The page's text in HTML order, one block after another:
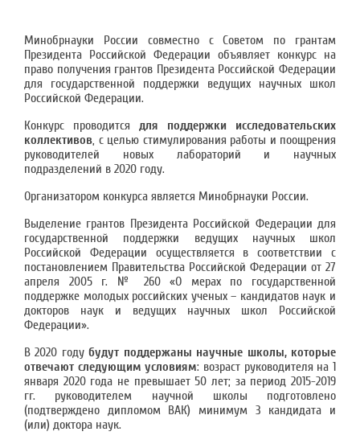
Минобрнауки России совместно с Советом по грантам
Президента Российской Федерации объявляет конкурс на
право получения грантов Президента Российской Федерации
для государственной поддержки ведущих научных школ
Российской Федерации.
Конкурс проводится для поддержки исследовательских
коллективов, с целью стимулирования работы и поощрения
руководителей новых лабораторий и научных
подразделений в 2020 году.
Организатором конкурса является Минобрнауки России.
Выделение грантов Президента Российской Федерации для
государственной поддержки ведущих научных школ
Российской Федерации осуществляется в соответствии с
постановлением Правительства Российской Федерации от 27
апреля 2005 г. № 260 «О мерах по государственной
поддержке молодых российских ученых – кандидатов наук и
докторов наук и ведущих научных школ Российской
Федерации».
В 2020 годубудут поддержаны научные школы, которые
отвечают следующим условиям: возраст руководителя на 1
января 2020 года не превышает 50 лет; за период 2015-2019
гг. руководителем научной школы подготовлено
(подтверждено дипломом ВАК) минимум 3 кандидата и
(или) доктора наук.